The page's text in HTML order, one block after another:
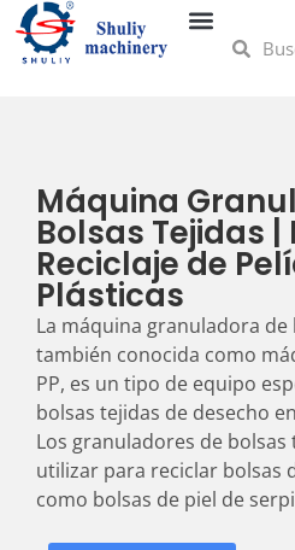
Máquina
Bolsas Tejidas
Reciclaje de
Plásticas
La máquina granuladora de
también conocida como
PP, es un tipo de equipo
bolsas tejidas de desecho
Los granuladores de bolsas
utilizar para reciclar bolsas
como bolsas de piel de